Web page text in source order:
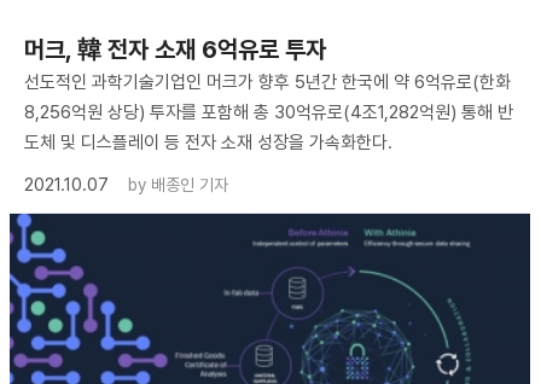
머크, 韓 전자 소재 6억유로 투자
선도적인 과학기술기업인 머크가 향후 5년간 한국에 약 6억유로(한화
8,256억원 상당) 투자를 포함해 총 30억유로(4조1,282억원) 통해 반
도체 및 디스플레이 등 전자 소재 성장을 가속화한다.
2021.10.07
by 배종인 기자